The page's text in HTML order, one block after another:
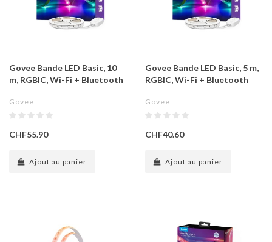
Govee Bande LED Basic, 10
m, RGBIC, Wi-Fi + Bluetooth
Govee
CHF55.90
Ajout au panier
Govee Bande LED Basic, 5 m,
RGBIC, Wi-Fi + Bluetooth
Govee
CHF40.60
Ajout au panier